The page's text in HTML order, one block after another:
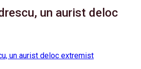
un aurist deloc